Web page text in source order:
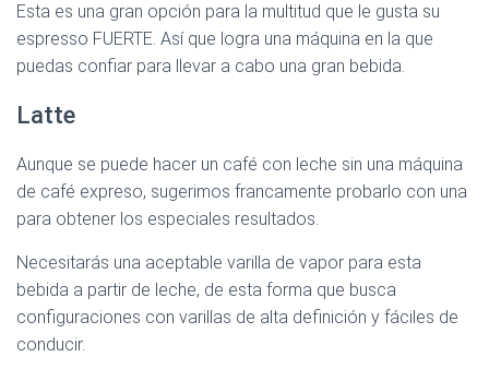
Esta es una gran opción para la multitud que le gusta su
espresso FUERTE. Así que logra una máquina en la que
puedas confiar para llevar a cabo una gran bebida.
Latte
Aunque se puede hacer un café con leche sin una máquina
de café expreso, sugerimos francamente probarlo con una
para obtener los especiales resultados.
Necesitarás una aceptable varilla de vapor para esta
bebida a partir de leche, de esta forma que busca
configuraciones con varillas de alta definición y fáciles de
conducir.